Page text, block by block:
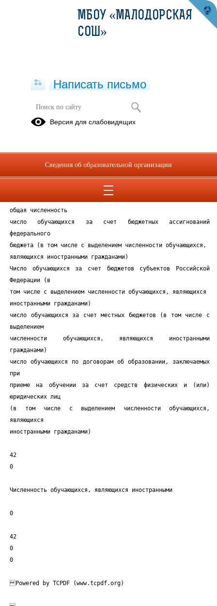
Численность обучающихся
Опубликовано на сайте
4 апреля 2025
общая численность
число обучающихся за счет бюджетных ассигнований
федерального
бюджета (в том числе с выделением численности обучающихся,
являющихся иностранными гражданами)
Число обучающихся за счет бюджетов субъектов Российской
Федерации (в
том числе с выделением численности обучающихся, являющихся
иностранными гражданами)
число обучающихся за счет местных бюджетов (в том числе с
выделением
численности обучающихся, являющихся иностранными
гражданами)
число обучающихся по договорам об образовании, заключаемых
при
приеме на обучении за счет средств физических и (или)
юридических лиц
(в том числе с выделением численности обучающихся,
являющихся
иностранными гражданами)
42
0
Численность обучающихся, являющихся иностранными
0
42
0
0
Powered by TCPDF (www.tcpdf.org)
МБОУ «МАЛОДОРСКАЯ
СОШ»
Написать письмо
Версия для слабовидящих
Сведения об образовательной организации